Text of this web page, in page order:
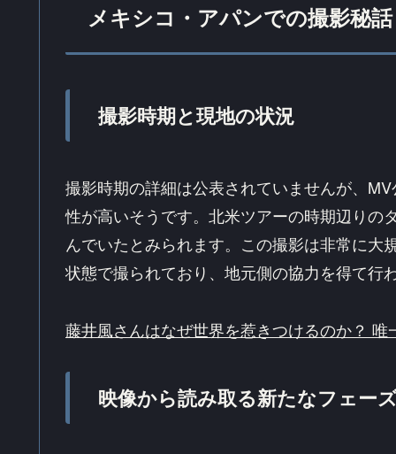
メキシコ・アパンでの撮影秘
撮影時期と現地の状況
撮影時期の詳細は公表されていませんが、
性が高いそうです。北米ツアーの時期辺りの
んでいたとみられます。この撮影は非常に
状態で撮られており、地元側の協力を得て行
藤井風さんはなぜ世界を惹きつけるのか？
映像から読み取る新たなフェー